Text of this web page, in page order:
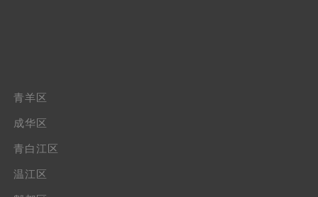
青羊区
成华区
青白江区
温江区